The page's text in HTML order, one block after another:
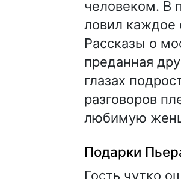
человеком. В
ловил каждое
Рассказы о
преданная
глазах
разговоров
любимую
Подарки
Гость чутко